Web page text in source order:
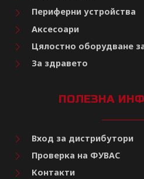
Периферни устройства
Аксесоари
Цялостно оборудване
За здравето
ПОЛЕЗНА
Вход за дистрибутори
Проверка на ФУВАС
Контакти